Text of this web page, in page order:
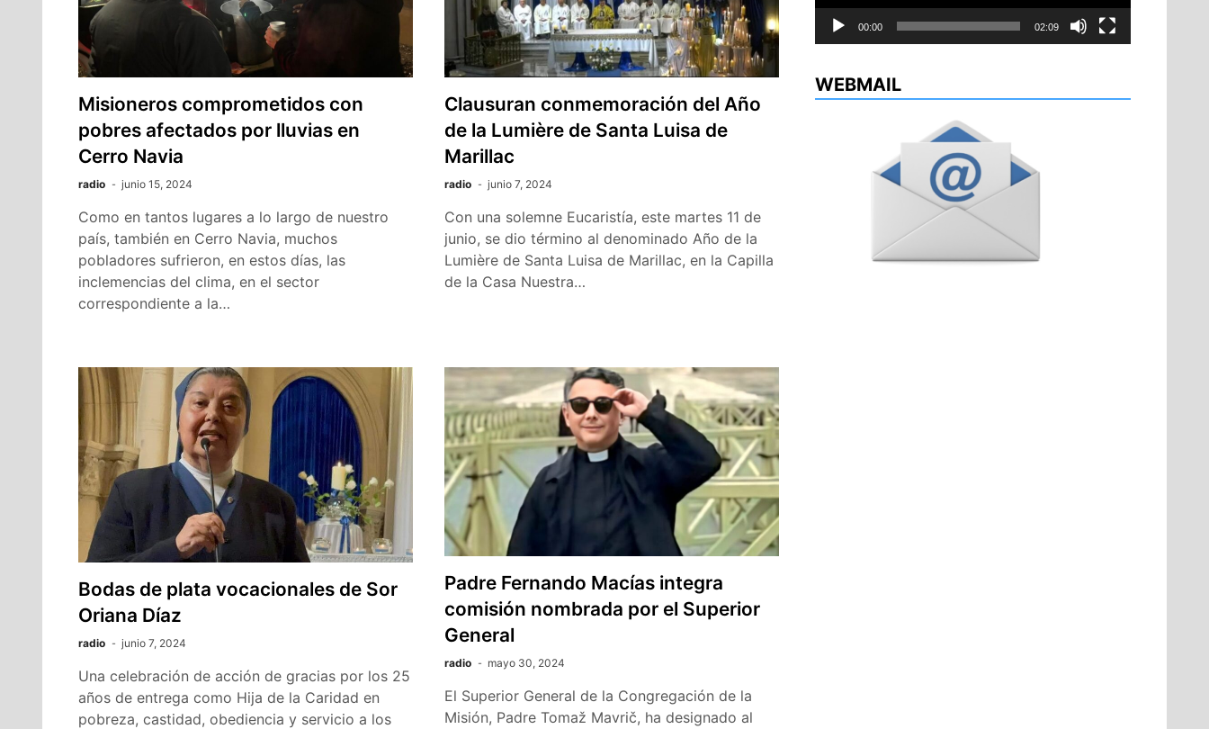
Misioneros comprometidos con
pobres afectados por lluvias en
Cerro Navia
radio junio 15, 2024
Como en tantos lugares a lo largo de nuestro
país, también en Cerro Navia, muchos
pobladores sufrieron, en estos días, las
inclemencias del clima, en el sector
correspondiente a la…
Clausuran conmemoración del Año
de la Lumière de Santa Luisa de
Marillac
radio junio 7, 2024
Con una solemne Eucaristía, este martes 11 de
junio, se dio término al denominado Año de la
Lumière de Santa Luisa de Marillac, en la Capilla
de la Casa Nuestra…
Bodas de plata vocacionales de Sor
Oriana Díaz
radio junio 7, 2024
Una celebración de acción de gracias por los 25
años de entrega como Hija de la Caridad en
pobreza, castidad, obediencia y servicio a los
Padre Fernando Macías integra
comisión nombrada por el Superior
General
radio mayo 30, 2024
El Superior General de la Congregación de la
Misión, Padre Tomaž Mavrič, ha designado al
00:00 02:09
WEBMAIL